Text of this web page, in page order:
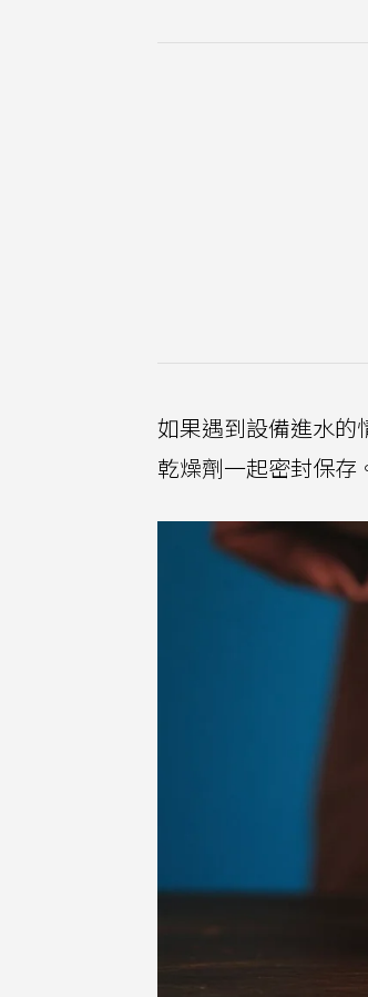
如果遇到設備進水的
乾燥劑一起密封保存